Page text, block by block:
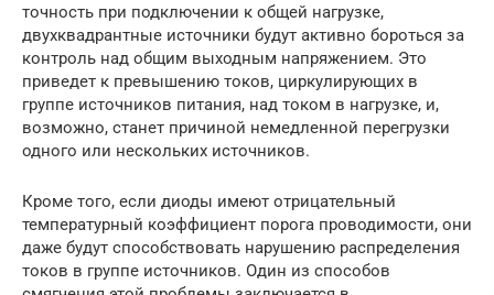
точность при подключении к общей нагрузке,
двухквадрантные источники будут активно бороться за
контроль над общим выходным напряжением. Это
приведет к превышению токов, циркулирующих в
группе источников питания, над током в нагрузке, и,
возможно, станет причиной немедленной перегрузки
одного или нескольких источников.
Кроме того, если диоды имеют отрицательный
температурный коэффициент порога проводимости, они
даже будут способствовать нарушению распределения
токов в группе источников. Один из способов